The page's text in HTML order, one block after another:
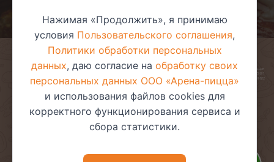
© 2025 ООО «Арена-пицца»
УНП 391272611
Магазин зарегистрирован в торговом реестре 08.05.2017 №381622
Нажимая «Продолжить», я принимаю
условия Пользовательского соглашения,
Политики обработки персональных
данных, даю согласие на обработку своих
персональных данных ООО «Арена-пицца»
и использования файлов cookies для
корректного функционирования сервиса и
сбора статистики.